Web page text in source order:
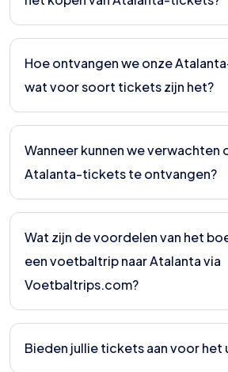
Helaas is het meestal niet mogelijk
zitplaatsen te selecteren. De
Hoe ontvangen we onze
wat voor soort tickets zijn het?
Je ontvangt digitale E-tickets die je
afdrukken en meenemen naar het
Wanneer kunnen we verwachten
Atalanta-tickets te ontvangen?
Uiterlijk 5 dagen voor de wedstrijd
mail van Voetbaltrips.com met alle
tickets direct downloaden vanuit
Wat zijn de voordelen van het
een voetbaltrip naar Atalanta via
Voetbaltrips.com?
Door bij hen te boeken, ben je
zorgeloze reiservaring. Je hoeft je
Bieden jullie tickets aan voor het